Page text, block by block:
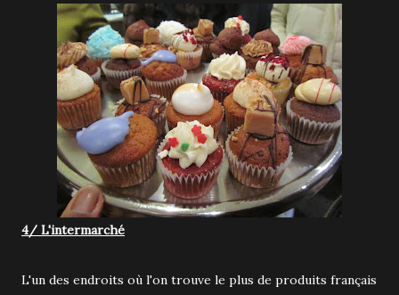
4/ L'intermarché
L'un des endroits où l'on trouve le plus de produits français